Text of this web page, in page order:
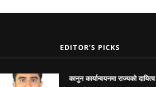
EDITOR’S PICKS
कानुन कार्यान्वयनमा राज्यको दायित्व